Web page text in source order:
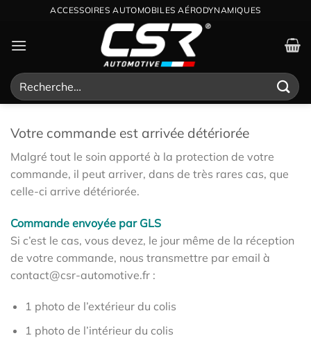
contenu
ACCESSOIRES AUTOMOBILES AÉRODYNAMIQUES
Recherche
pour :
Votre commande est arrivée détériorée
Malgré tout le soin apporté à la protection de votre
commande, il peut arriver, dans de très rares cas, que
celle-ci arrive détériorée.
Commande envoyée par GLS
Si c’est le cas, vous devez, le jour même de la réception
de votre commande, nous transmettre par email à
contact@csr-automotive.fr :
1 photo de l’extérieur du colis
1 photo de l’intérieur du colis